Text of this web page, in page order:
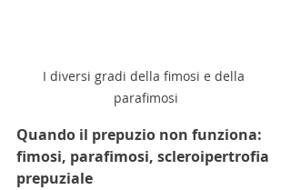
I diversi gradi della fimosi e della
parafimosi
Quando il prepuzio non funziona:
fimosi, parafimosi, scleroipertrofia
prepuziale